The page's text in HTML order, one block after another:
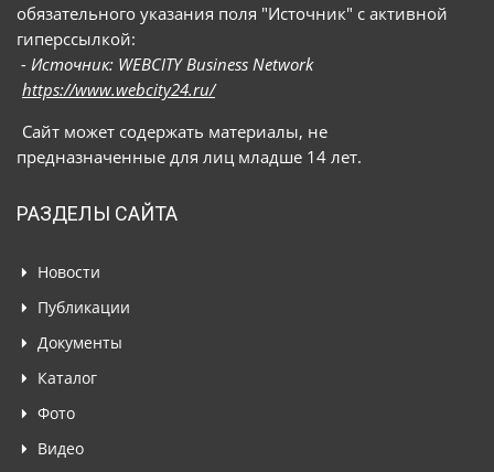
обязательного указания поля "Источник" с активной
гиперссылкой:
- Источник: WEBCITY Business Network
https://www.webcity24.ru/
Сайт может содержать материалы, не
предназначенные для лиц младше 14 лет.
РАЗДЕЛЫ САЙТА
Новости
Публикации
Документы
Каталог
Фото
Видео